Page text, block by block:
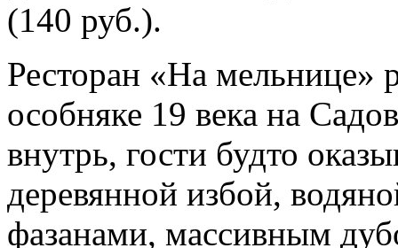
(140 руб.).
Ресторан «На мельнице»
особняке 19 века на
внутрь, гости будто
деревянной избой,
фазанами, массивным